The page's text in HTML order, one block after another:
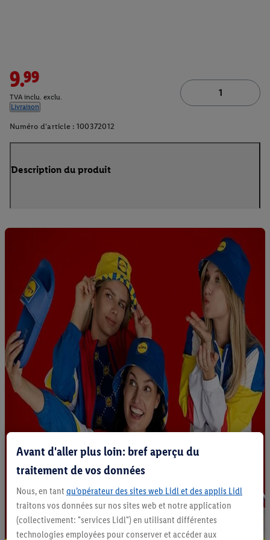
9.99
TVA inclu. exclu.
Livraison
Numéro d'article : 100372012
Description du produit
Avant d'aller plus loin: bref aperçu du
traitement de vos données
Nous, en tant qu’opérateur des sites web Lidl et des applis Lidl
traitons vos données sur nos sites web et notre application
(collectivement: "services Lidl") en utilisant différentes
technologies employées pour conserver et accéder aux